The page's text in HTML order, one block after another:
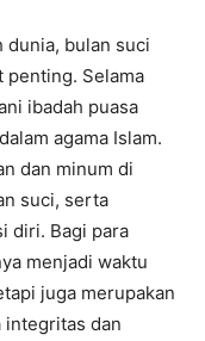
dunia, bulan suci
penting. Selama
ibadah puasa
agama Islam.
dan minum di
suci, serta
diri. Bagi para
menjadi waktu
juga merupakan
integritas dan